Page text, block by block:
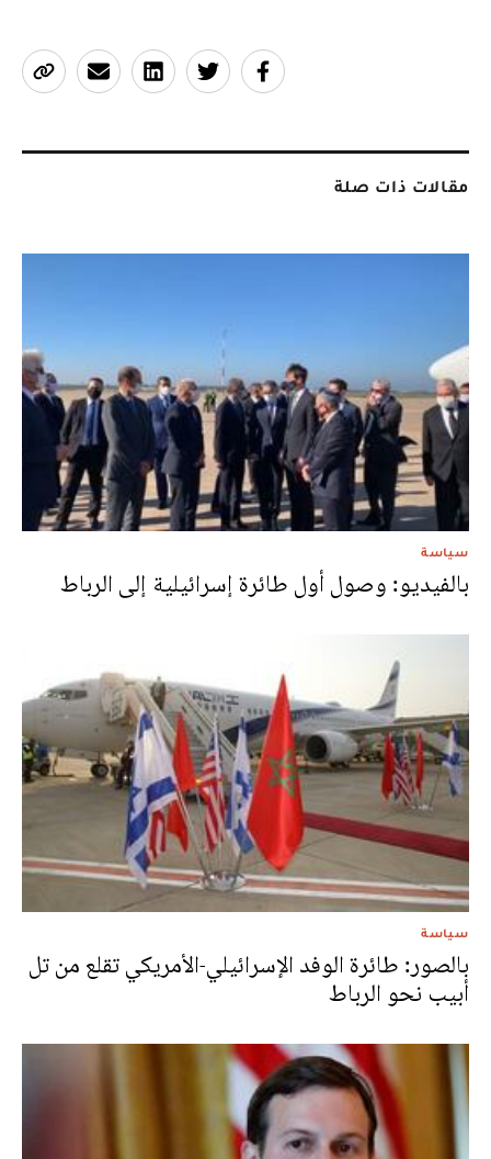
مقالات ذات صلة
سياسة
بالفيديو: وصول أول طائرة إسرائيلية إلى الرباط
سياسة
بالصور: طائرة الوفد الإسرائيلي-الأمريكي تقلع من تل
أبيب نحو الرباط